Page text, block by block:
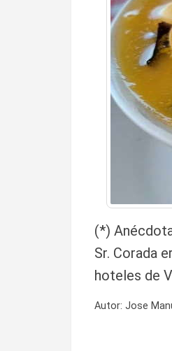
(*)
Sr. Corada
hoteles de
Autor: Jose